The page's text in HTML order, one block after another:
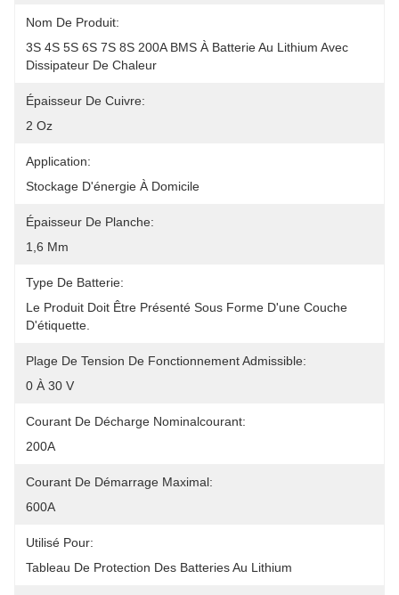
Nom De Produit:
3S 4S 5S 6S 7S 8S 200A BMS À Batterie Au Lithium Avec
Dissipateur De Chaleur
Épaisseur De Cuivre:
2 Oz
Application:
Stockage D'énergie À Domicile
Épaisseur De Planche:
1,6 Mm
Type De Batterie:
Le Produit Doit Être Présenté Sous Forme D'une Couche
D'étiquette.
Plage De Tension De Fonctionnement Admissible:
0 À 30 V
Courant De Décharge Nominalcourant:
200A
Courant De Démarrage Maximal:
600A
Utilisé Pour:
Tableau De Protection Des Batteries Au Lithium